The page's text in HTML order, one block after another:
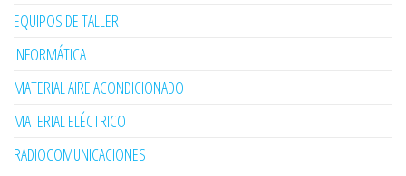
EQUIPOS DE TALLER
INFORMÁTICA
MATERIAL AIRE ACONDICIONADO
MATERIAL ELÉCTRICO
RADIOCOMUNICACIONES